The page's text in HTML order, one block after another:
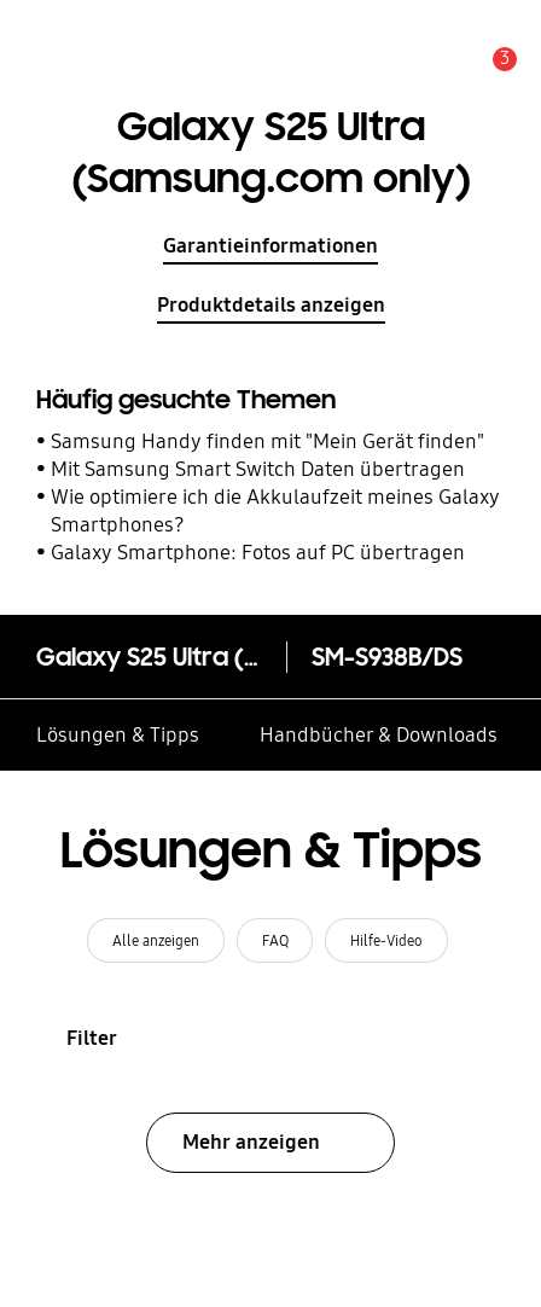
3
Galaxy S25 Ultra
(Samsung.com only)
Garantieinformationen
Produktdetails anzeigen
Häufig gesuchte Themen
Samsung Handy finden mit "Mein Gerät finden"
Mit Samsung Smart Switch Daten übertragen
Wie optimiere ich die Akkulaufzeit meines Galaxy
Smartphones?
Galaxy Smartphone: Fotos auf PC übertragen
Galaxy S25 Ultra (Samsung.com only) SM-S938B/DS
Lösungen & Tipps Handbücher & Downloads
Lösungen & Tipps
Alle anzeigen FAQ Hilfe-Video
Filter
Mehr anzeigen